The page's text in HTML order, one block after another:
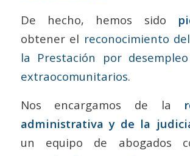
De hecho, hemos sido
obtener el reconocimiento
la Prestación por
extraocomunitarios.
Nos encargamos de la
administrativa y de la
un equipo de abogados